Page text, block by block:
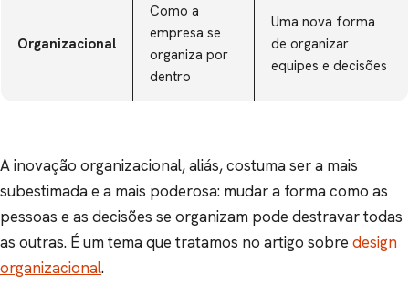
Organizacional
Como a
empresa se
organiza por
dentro
Uma nova forma
de organizar
equipes e decisões
A inovação organizacional, aliás, costuma ser a mais
subestimada e a mais poderosa: mudar a forma como as
pessoas e as decisões se organizam pode destravar todas
as outras. É um tema que tratamos no artigo sobre design
organizacional.